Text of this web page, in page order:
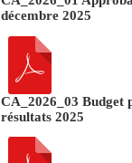
décembre 2025
CA_2026_03 Budget
résultats 2025